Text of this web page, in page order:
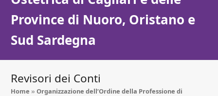
Province di Nuoro, Oristano e
Sud Sardegna
Revisori dei Conti
Home »Organizzazione ​dell’Ordine della Professione di